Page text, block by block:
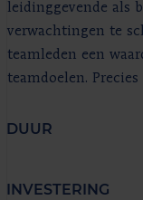
leidinggevende als
verwachtingen te
teamleden een
teamdoelen.
DUUR
INVESTERING